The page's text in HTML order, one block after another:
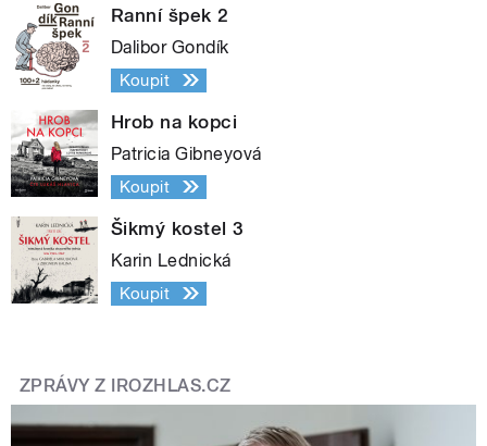
Ranní špek 2
Dalibor Gondík
Koupit
Hrob na kopci
Patricia Gibneyová
Koupit
Šikmý kostel 3
Karin Lednická
Koupit
ZPRÁVY Z IROZHLAS.CZ